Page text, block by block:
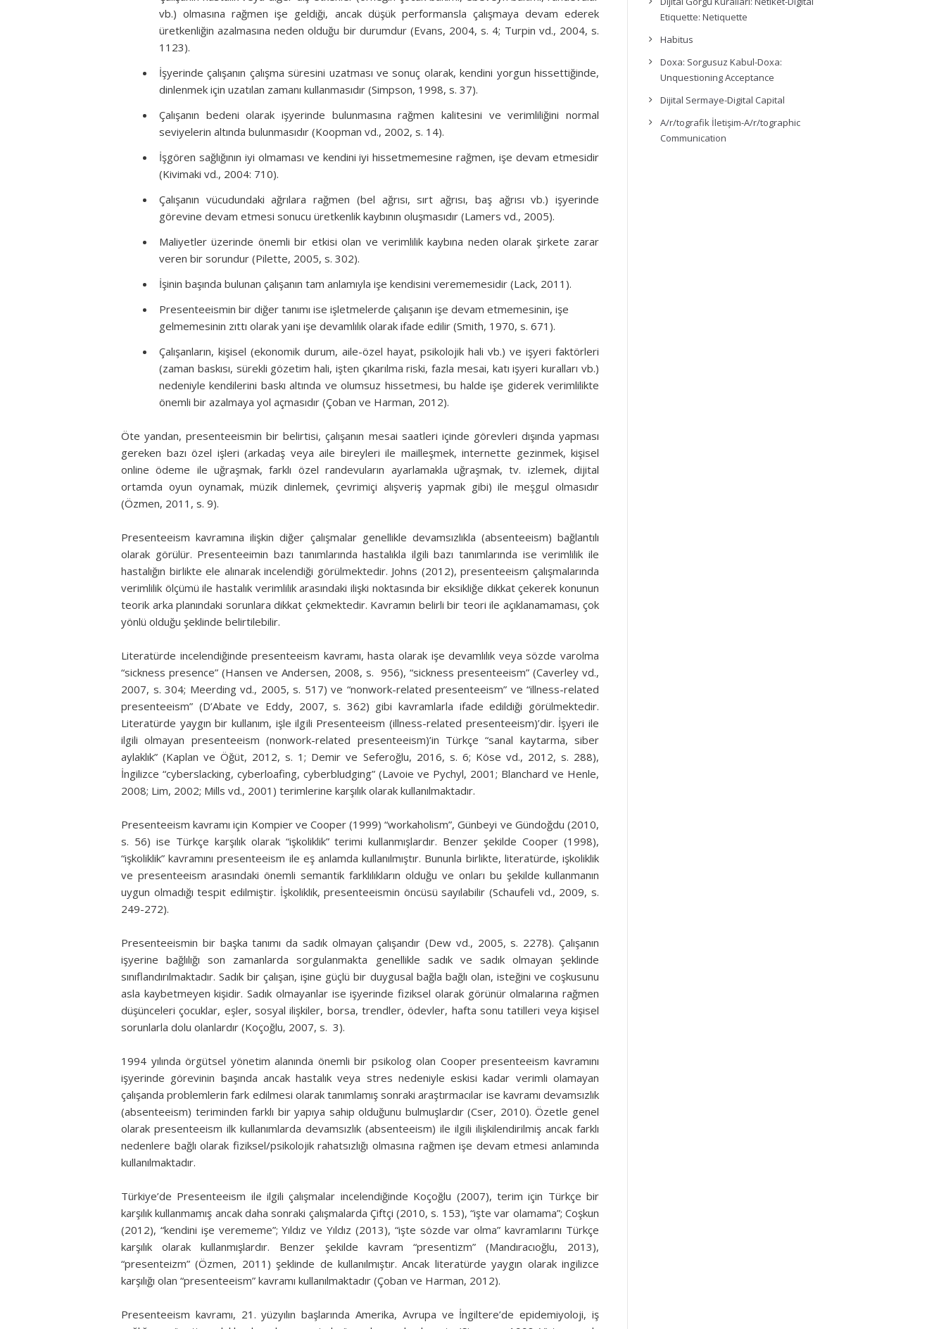
vb.) olmasına rağmen işe geldiği, ancak düşük performansla çalışmaya devam ederek
üretkenliğin azalmasına neden olduğu bir durumdur (Evans, 2004, s. 4; Turpin vd., 2004, s.
1123).
İşyerinde çalışanın çalışma süresini uzatması ve sonuç olarak, kendini yorgun hissettiğinde,
dinlenmek için uzatılan zamanı kullanmasıdır (Simpson, 1998, s. 37).
Çalışanın bedeni olarak işyerinde bulunmasına rağmen kalitesini ve verimliliğini normal
seviyelerin altında bulunmasıdır (Koopman vd., 2002, s. 14).
İşgören sağlığının iyi olmaması ve kendini iyi hissetmemesine rağmen, işe devam etmesidir
(Kivimaki vd., 2004: 710).
Çalışanın vücudundaki ağrılara rağmen (bel ağrısı, sırt ağrısı, baş ağrısı vb.) işyerinde
görevine devam etmesi sonucu üretkenlik kaybının oluşmasıdır (Lamers vd., 2005).
Maliyetler üzerinde önemli bir etkisi olan ve verimlilik kaybına neden olarak şirkete zarar
veren bir sorundur (Pilette, 2005, s. 302).
İşinin başında bulunan çalışanın tam anlamıyla işe kendisini verememesidir (Lack, 2011).
Presenteeismin bir diğer tanımı ise işletmelerde çalışanın işe devam etmemesinin, işe
gelmemesinin zıttı olarak yani işe devamlılık olarak ifade edilir (Smith, 1970, s. 671).
Çalışanların, kişisel (ekonomik durum, aile-özel hayat, psikolojik hali vb.) ve işyeri faktörleri
(zaman baskısı, sürekli gözetim hali, işten çıkarılma riski, fazla mesai, katı işyeri kuralları vb.)
nedeniyle kendilerini baskı altında ve olumsuz hissetmesi, bu halde işe giderek verimlilikte
önemli bir azalmaya yol açmasıdır (Çoban ve Harman, 2012).
Öte yandan, presenteeismin bir belirtisi, çalışanın mesai saatleri içinde görevleri dışında yapması
gereken bazı özel işleri (arkadaş veya aile bireyleri ile mailleşmek, internette gezinmek, kişisel
online ödeme ile uğraşmak, farklı özel randevuların ayarlamakla uğraşmak, tv. izlemek, dijital
ortamda oyun oynamak, müzik dinlemek, çevrimiçi alışveriş yapmak gibi) ile meşgul olmasıdır
(Özmen, 2011, s. 9).
Presenteeism kavramına ilişkin diğer çalışmalar genellikle devamsızlıkla (absenteeism) bağlantılı
olarak görülür. Presenteeimin bazı tanımlarında hastalıkla ilgili bazı tanımlarında ise verimlilik ile
hastalığın birlikte ele alınarak incelendiği görülmektedir. Johns (2012), presenteeism çalışmalarında
verimlilik ölçümü ile hastalık verimlilik arasındaki ilişki noktasında bir eksikliğe dikkat çekerek konunun
teorik arka planındaki sorunlara dikkat çekmektedir. Kavramın belirli bir teori ile açıklanamaması, çok
yönlü olduğu şeklinde belirtilebilir.
Literatürde incelendiğinde presenteeism kavramı, hasta olarak işe devamlılık veya sözde varolma
“sickness presence” (Hansen ve Andersen, 2008, s. 956), “sickness presenteeism” (Caverley vd.,
2007, s. 304; Meerding vd., 2005, s. 517) ve “nonwork-related presenteeism” ve “illness-related
presenteeism” (D’Abate ve Eddy, 2007, s. 362) gibi kavramlarla ifade edildiği görülmektedir.
Literatürde yaygın bir kullanım, işle ilgili Presenteeism (illness-related presenteeism)’dir. İşyeri ile
ilgili olmayan presenteeism (nonwork-related presenteeism)’in Türkçe “sanal kaytarma, siber
aylaklık” (Kaplan ve Öğüt, 2012, s. 1; Demir ve Seferoğlu, 2016, s. 6; Köse vd., 2012, s. 288),
İngilizce “cyberslacking, cyberloafing, cyberbludging” (Lavoie ve Pychyl, 2001; Blanchard ve Henle,
2008; Lim, 2002; Mills vd., 2001) terimlerine karşılık olarak kullanılmaktadır.
Presenteeism kavramı için Kompier ve Cooper (1999) “workaholism”, Günbeyi ve Gündoğdu (2010,
s. 56) ise Türkçe karşılık olarak “işkoliklik” terimi kullanmışlardır. Benzer şekilde Cooper (1998),
“işkoliklik” kavramını presenteeism ile eş anlamda kullanılmıştır. Bununla birlikte, literatürde, işkoliklik
ve presenteeism arasındaki önemli semantik farklılıkların olduğu ve onları bu şekilde kullanmanın
uygun olmadığı tespit edilmiştir. İşkoliklik, presenteeismin öncüsü sayılabilir (Schaufeli vd., 2009, s.
249-272).
Presenteeismin bir başka tanımı da sadık olmayan çalışandır (Dew vd., 2005, s. 2278). Çalışanın
işyerine bağlılığı son zamanlarda sorgulanmakta genellikle sadık ve sadık olmayan şeklinde
sınıflandırılmaktadır. Sadık bir çalışan, işine güçlü bir duygusal bağla bağlı olan, isteğini ve coşkusunu
asla kaybetmeyen kişidir. Sadık olmayanlar ise işyerinde fiziksel olarak görünür olmalarına rağmen
düşünceleri çocuklar, eşler, sosyal ilişkiler, borsa, trendler, ödevler, hafta sonu tatilleri veya kişisel
sorunlarla dolu olanlardır (Koçoğlu, 2007, s. 3).
1994 yılında örgütsel yönetim alanında önemli bir psikolog olan Cooper presenteeism kavramını
işyerinde görevinin başında ancak hastalık veya stres nedeniyle eskisi kadar verimli olamayan
çalışanda problemlerin fark edilmesi olarak tanımlamış sonraki araştırmacılar ise kavramı devamsızlık
(absenteeism) teriminden farklı bir yapıya sahip olduğunu bulmuşlardır (Cser, 2010). Özetle genel
olarak presenteeism ilk kullanımlarda devamsızlık (absenteeism) ile ilgili ilişkilendirilmiş ancak farklı
nedenlere bağlı olarak fiziksel/psikolojik rahatsızlığı olmasına rağmen işe devam etmesi anlamında
kullanılmaktadır.
Türkiye’de Presenteeism ile ilgili çalışmalar incelendiğinde Koçoğlu (2007), terim için Türkçe bir
karşılık kullanmamış ancak daha sonraki çalışmalarda Çiftçi (2010, s. 153), “işte var olamama”; Coşkun
(2012), “kendini işe verememe”; Yıldız ve Yıldız (2013), “işte sözde var olma” kavramlarını Türkçe
karşılık olarak kullanmışlardır. Benzer şekilde kavram “presentizm” (Mandıracıoğlu, 2013),
“presenteizm” (Özmen, 2011) şeklinde de kullanılmıştır. Ancak literatürde yaygın olarak ingilizce
karşılığı olan “presenteeism” kavramı kullanılmaktadır (Çoban ve Harman, 2012).
Presenteeism kavramı, 21. yüzyılın başlarında Amerika, Avrupa ve İngiltere’de epidemiyoloji, iş
Etiquette: Netiquette
Habitus
Doxa: Sorgusuz Kabul-Doxa:
Unquestioning Acceptance
Dijital Sermaye-Digital Capital
A/r/tografik İletişim-A/r/tographic
Communication